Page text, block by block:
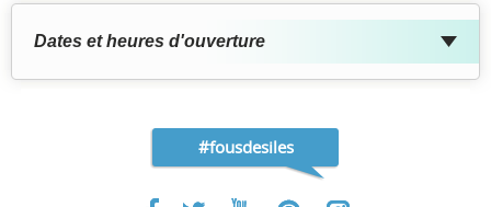
Dates et heures d'ouverture
#fousdesiles